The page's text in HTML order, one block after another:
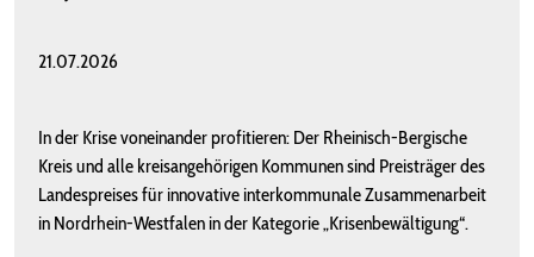
21.07.2026
In der Krise voneinander profitieren: Der Rheinisch-Bergische
Kreis und alle kreisangehörigen Kommunen sind Preisträger des
Landespreises für innovative interkommunale Zusammenarbeit
in Nordrhein-Westfalen in der Kategorie „Krisenbewältigung“.